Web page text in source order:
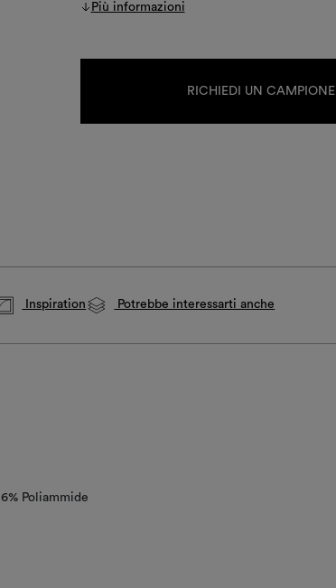
Più informazioni
RICHIEDI UN CAMPIONE
Inspiration Potrebbe interessarti anche
6% Poliammide